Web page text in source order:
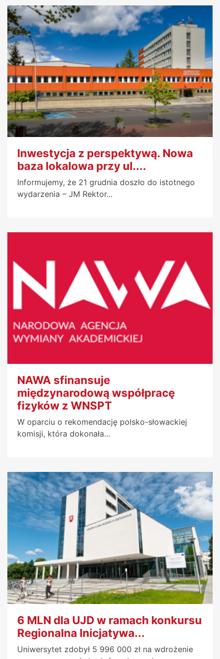
Inwestycja z perspektywą. Nowa
baza lokalowa przy ul....
Informujemy, że 21 grudnia doszło do istotnego
wydarzenia – JM Rektor...
NAWA sfinansuje
międzynarodową współpracę
fizyków z WNSPT
W oparciu o rekomendację polsko-słowackiej
komisji, która dokonała...
6 MLN dla UJD w ramach konkursu
Regionalna Inicjatywa...
Uniwersytet zdobył 5 996 000 zł na wdrożenie